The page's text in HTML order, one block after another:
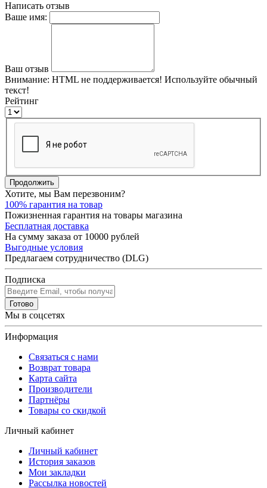
Написать отзыв
Ваше имя:
Ваш отзыв
Внимание: HTML не поддерживается! Используйте обычный
текст!
Рейтинг
Продолжить
Хотите, мы Вам перезвоним?
100% гарантия на товар
Пожизненная гарантия на товары магазина
Бесплатная доставка
На сумму заказа от 10000 рублей
Выгодные условия
Предлагаем сотрудничество (DLG)
Подписка
Готово
Мы в соцсетях
Информация
Связаться с нами
Возврат товара
Карта сайта
Производители
Партнёры
Товары со скидкой
Личный кабинет
Личный кабинет
История заказов
Мои закладки
Рассылка новостей